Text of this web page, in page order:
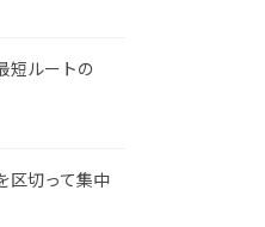
短ルートの
区切って集中